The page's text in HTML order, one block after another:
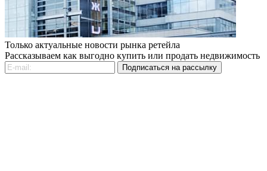
Только актуальные новости рынка ретейла
Рассказываем как выгодно купить или продать недвижимость